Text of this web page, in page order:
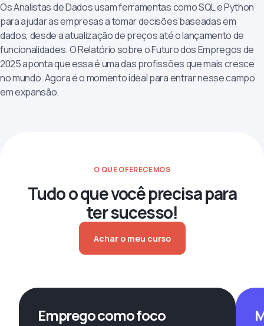
Os Analistas de Dados usam ferramentas como SQL e Python
para ajudar as empresas a tomar decisões baseadas em
dados, desde a atualização de preços até o lançamento de
funcionalidades. O Relatório sobre o Futuro dos Empregos de
2025 aponta que essa é uma das profissões que mais cresce
no mundo. Agora é o momento ideal para entrar nesse campo
em expansão.
O QUE OFERECEMOS
Tudo o que você precisa para
ter sucesso!
Achar o meu curso
Emprego como foco